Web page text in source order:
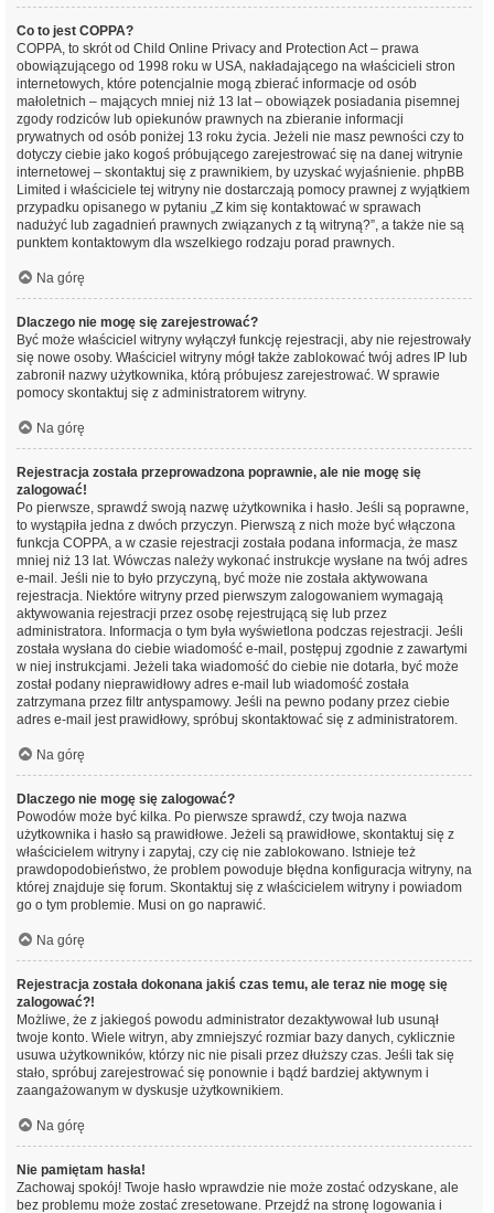
Co to jest COPPA?
COPPA, to skrót od Child Online Privacy and Protection Act – prawa
obowiązującego od 1998 roku w USA, nakładającego na właścicieli stron
internetowych, które potencjalnie mogą zbierać informacje od osób
małoletnich – mających mniej niż 13 lat – obowiązek posiadania pisemnej
zgody rodziców lub opiekunów prawnych na zbieranie informacji
prywatnych od osób poniżej 13 roku życia. Jeżeli nie masz pewności czy to
dotyczy ciebie jako kogoś próbującego zarejestrować się na danej witrynie
internetowej – skontaktuj się z prawnikiem, by uzyskać wyjaśnienie. phpBB
Limited i właściciele tej witryny nie dostarczają pomocy prawnej z wyjątkiem
przypadku opisanego w pytaniu „Z kim się kontaktować w sprawach
nadużyć lub zagadnień prawnych związanych z tą witryną?”, a także nie są
punktem kontaktowym dla wszelkiego rodzaju porad prawnych.
Na górę
Dlaczego nie mogę się zarejestrować?
Być może właściciel witryny wyłączył funkcję rejestracji, aby nie rejestrowały
się nowe osoby. Właściciel witryny mógł także zablokować twój adres IP lub
zabronił nazwy użytkownika, którą próbujesz zarejestrować. W sprawie
pomocy skontaktuj się z administratorem witryny.
Na górę
Rejestracja została przeprowadzona poprawnie, ale nie mogę się
zalogować!
Po pierwsze, sprawdź swoją nazwę użytkownika i hasło. Jeśli są poprawne,
to wystąpiła jedna z dwóch przyczyn. Pierwszą z nich może być włączona
funkcja COPPA, a w czasie rejestracji została podana informacja, że masz
mniej niż 13 lat. Wówczas należy wykonać instrukcje wysłane na twój adres
e-mail. Jeśli nie to było przyczyną, być może nie została aktywowana
rejestracja. Niektóre witryny przed pierwszym zalogowaniem wymagają
aktywowania rejestracji przez osobę rejestrującą się lub przez
administratora. Informacja o tym była wyświetlona podczas rejestracji. Jeśli
została wysłana do ciebie wiadomość e-mail, postępuj zgodnie z zawartymi
w niej instrukcjami. Jeżeli taka wiadomość do ciebie nie dotarła, być może
został podany nieprawidłowy adres e-mail lub wiadomość została
zatrzymana przez filtr antyspamowy. Jeśli na pewno podany przez ciebie
adres e-mail jest prawidłowy, spróbuj skontaktować się z administratorem.
Na górę
Dlaczego nie mogę się zalogować?
Powodów może być kilka. Po pierwsze sprawdź, czy twoja nazwa
użytkownika i hasło są prawidłowe. Jeżeli są prawidłowe, skontaktuj się z
właścicielem witryny i zapytaj, czy cię nie zablokowano. Istnieje też
prawdopodobieństwo, że problem powoduje błędna konfiguracja witryny, na
której znajduje się forum. Skontaktuj się z właścicielem witryny i powiadom
go o tym problemie. Musi on go naprawić.
Na górę
Rejestracja została dokonana jakiś czas temu, ale teraz nie mogę się
zalogować?!
Możliwe, że z jakiegoś powodu administrator dezaktywował lub usunął
twoje konto. Wiele witryn, aby zmniejszyć rozmiar bazy danych, cyklicznie
usuwa użytkowników, którzy nic nie pisali przez dłuższy czas. Jeśli tak się
stało, spróbuj zarejestrować się ponownie i bądź bardziej aktywnym i
zaangażowanym w dyskusje użytkownikiem.
Na górę
Nie pamiętam hasła!
Zachowaj spokój! Twoje hasło wprawdzie nie może zostać odzyskane, ale
bez problemu może zostać zresetowane. Przejdź na stronę logowania i